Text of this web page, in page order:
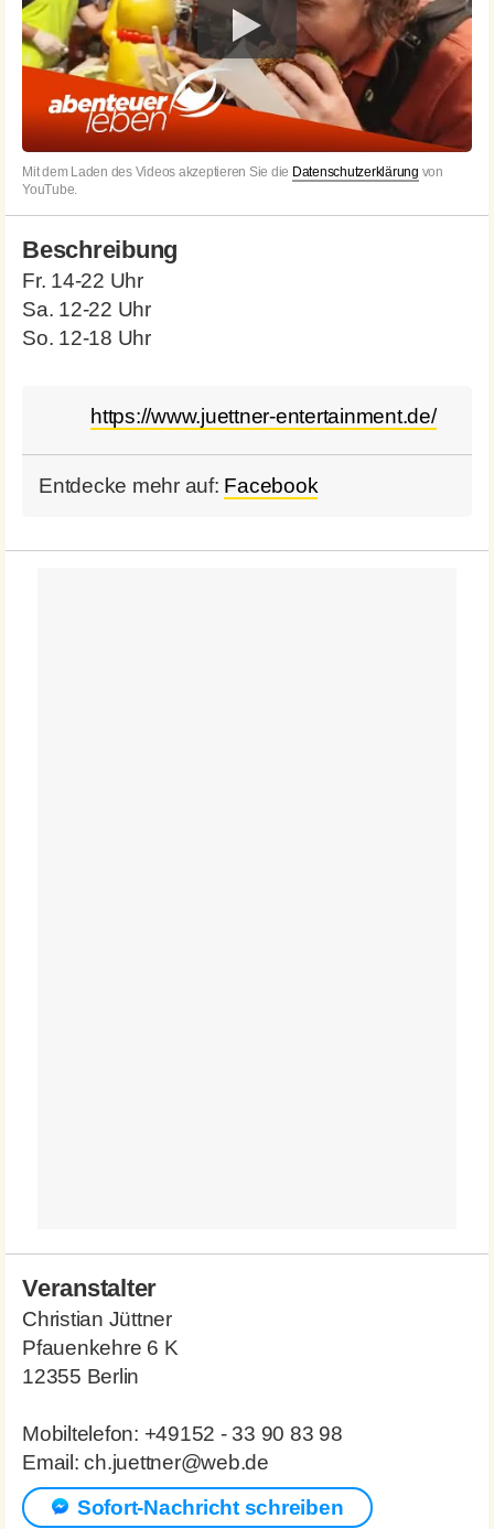
Mit dem Laden des Videos akzeptieren Sie die Datenschutzerklärung von
YouTube.
Beschreibung
Fr. 14-22 Uhr
Sa. 12-22 Uhr
So. 12-18 Uhr
https://www.juettner-entertainment.de/
Entdecke mehr auf: Facebook
Veranstalter
Christian Jüttner
Pfauenkehre 6 K
12355 Berlin
Mobiltelefon: +49152 - 33 90 83 98
Email: ch.juettner@web.de
Sofort-Nachricht schreiben